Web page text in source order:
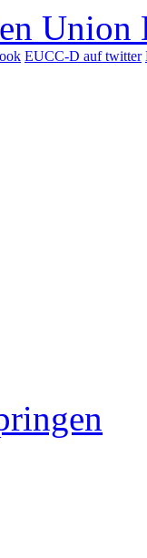
Union
EUCC-D auf twitter